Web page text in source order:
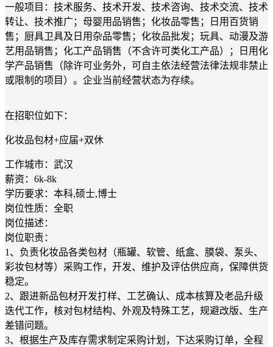
一般项目：技术服务、技术开发、技术咨询、技术交流、技术
转让、技术推广；母婴用品销售；化妆品零售；日用百货销
售；厨具卫具及日用杂品零售；化妆品批发；玩具、动漫及游
艺用品销售；化工产品销售（不含许可类化工产品）；日用化
学产品销售（除许可业务外，可自主依法经营法律法规非禁止
或限制的项目）。企业当前经营状态为存续。
在招职位如下：
化妆品包材+应届+双休
工作城市：武汉
薪资：6k-8k
学历要求：本科,硕士,博士
岗位性质：全职
岗位描述：
岗位职责：
1、负责化妆品各类包材（瓶罐、软管、纸盒、膜袋、泵头、
彩妆包材等）采购工作，开发、维护及评估供应商，保障供货
稳定。
2、跟进新品包材开发打样、工艺确认、成本核算及老品升级
迭代工作，核对包材结构、外观及特殊工艺，规避改版、生产
差错问题。
3、根据生产及库存需求制定采购计划，下达采购订单，全程